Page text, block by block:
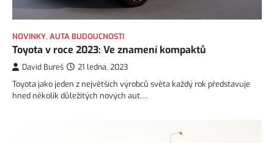
NOVINKY, AUTA BUDOUCNOSTI
Toyota v roce 2023: Ve znamení kompaktů
David Bureš
21 ledna, 2023
Toyota jako jeden z největších výrobců světa každý rok představuje
hned několik důležitých nových aut.…